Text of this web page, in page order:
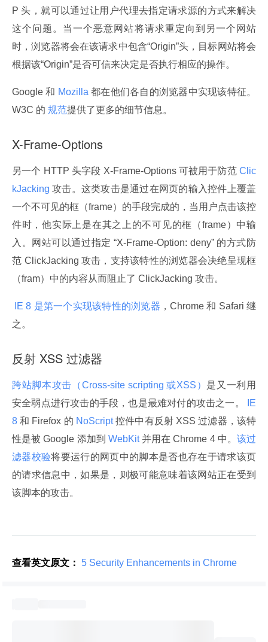
P 头，就可以通过让用户代理去指定请求源的方式来解决
这个问题。当一个恶意网站将请求重定向到另一个网站
时，浏览器将会在该请求中包含“Origin”头，目标网站将会
根据该“Origin”是否可信来决定是否执行相应的操作。
Google 和 Mozilla 都在他们各自的浏览器中实现该特征。
W3C 的 规范提供了更多的细节信息。
X-Frame-Options
另一个 HTTP 头字段 X-Frame-Options 可被用于防范 Clic
kJacking 攻击。这类攻击是通过在网页的输入控件上覆盖
一个不可见的框（frame）的手段完成的，当用户点击该控
件时，他实际上是在其之上的不可见的框（frame）中输
入。网站可以通过指定 “X-Frame-Option: deny” 的方式防
范 ClickJacking 攻击，支持该特性的浏览器会决绝呈现框
（fram）中的内容从而阻止了 ClickJacking 攻击。
IE 8 是第一个实现该特性的浏览器 ，Chrome 和 Safari 继
之。
反射 XSS 过滤器
跨站脚本攻击（Cross-site scripting 或XSS） 是又一利用
安全弱点进行攻击的手段，也是最难对付的攻击之一。
IE
8 和 Firefox 的 NoScript 控件中有反射 XSS 过滤器，该特
性是被 Google 添加到 WebKit 并用在 Chrome 4 中。 该过
滤器校验将要运行的网页中的脚本是否也存在于请求该页
的请求信息中，如果是，则极可能意味着该网站正在受到
该脚本的攻击。
查看英文原文： 5 Security Enhancements in Chrome